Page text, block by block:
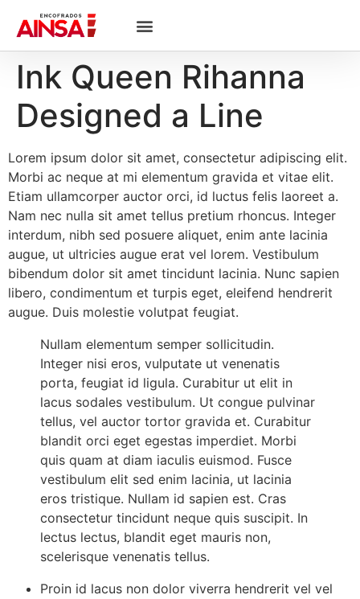
Ink Queen Rihanna
Designed a Line
Lorem ipsum dolor sit amet, consectetur adipiscing elit.
Morbi ac neque at mi elementum gravida et vitae elit.
Etiam ullamcorper auctor orci, id luctus felis laoreet a.
Nam nec nulla sit amet tellus pretium rhoncus. Integer
interdum, nibh sed posuere aliquet, enim ante lacinia
augue, ut ultricies augue erat vel lorem. Vestibulum
bibendum dolor sit amet tincidunt lacinia. Nunc sapien
libero, condimentum et turpis eget, eleifend hendrerit
augue. Duis molestie volutpat feugiat.
Nullam elementum semper sollicitudin.
Integer nisi eros, vulputate ut venenatis
porta, feugiat id ligula. Curabitur ut elit in
lacus sodales vestibulum. Ut congue pulvinar
tellus, vel auctor tortor gravida et. Curabitur
blandit orci eget egestas imperdiet. Morbi
quis quam at diam iaculis euismod. Fusce
vestibulum elit sed enim lacinia, ut lacinia
eros tristique. Nullam id sapien est. Cras
consectetur tincidunt neque quis suscipit. In
lectus lectus, blandit eget mauris non,
scelerisque venenatis tellus.
Proin id lacus non dolor viverra hendrerit vel vel